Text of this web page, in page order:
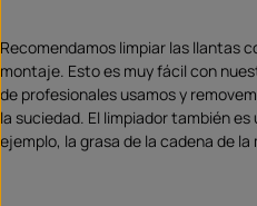
Recomendamos limpiar las llantas
montaje. Esto es muy fácil con
de profesionales usamos y
la suciedad. El limpiador también
ejemplo, la grasa de la cadena de